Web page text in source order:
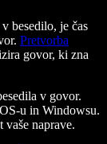
besedilo, je čas
Pretvorba
govor, ki zna
v govor.
u in Windowsu.
naprave.